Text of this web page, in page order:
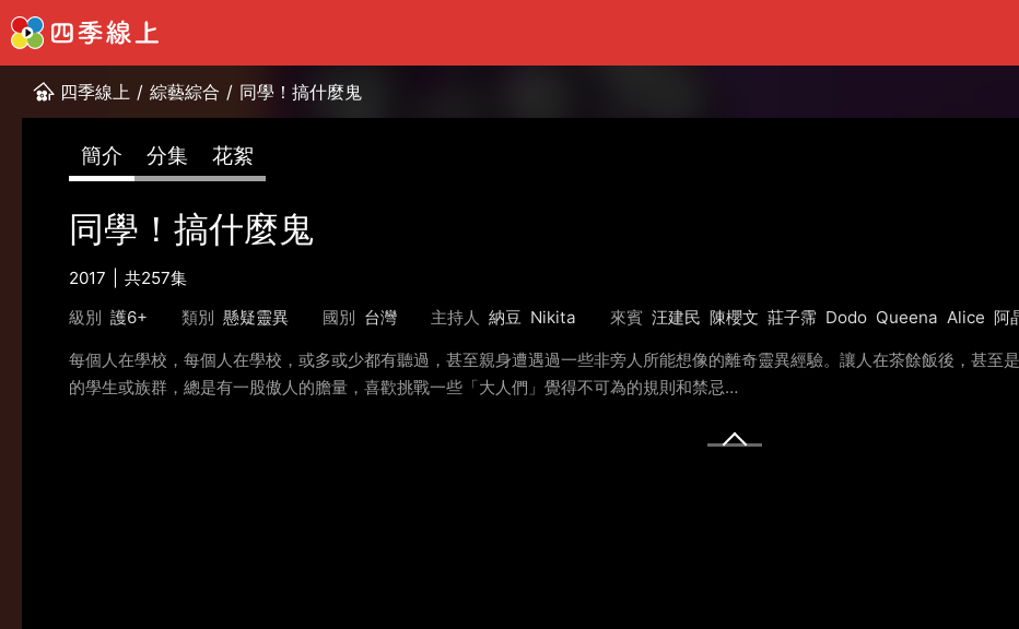
四季線上 / 綜藝綜合 / 同學！搞什麼鬼
簡介 分集 花絮
同學！搞什麼鬼
2017
共257集
級別 護6+ 類別 懸疑靈異 國別 台灣 主持人 納豆 Nikita 來賓 汪建民 陳櫻文 莊子霈 Dodo Queena Alice 阿
每個人在學校，每個人在學校，或多或少都有聽過，甚至親身遭遇過一些非旁人所能想像的離奇靈異經驗。讓人在茶餘飯後，甚至
的學生或族群，總是有一股傲人的膽量，喜歡挑戰一些「大人們」覺得不可為的規則和禁忌…